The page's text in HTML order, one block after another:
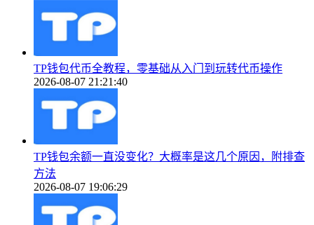
TP钱包代币全教程，零基础从入门到玩转代币操作
2026-08-07 21:21:40
TP钱包余额一直没变化？大概率是这几个原因，附排查
方法
2026-08-07 19:06:29